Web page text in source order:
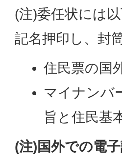
(注)委任状には
記名押印し、封
住民票の国
マイナンバ
旨と住民基
(注)国外での電